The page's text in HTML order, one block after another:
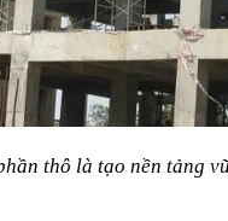
thô là tạo nền tảng